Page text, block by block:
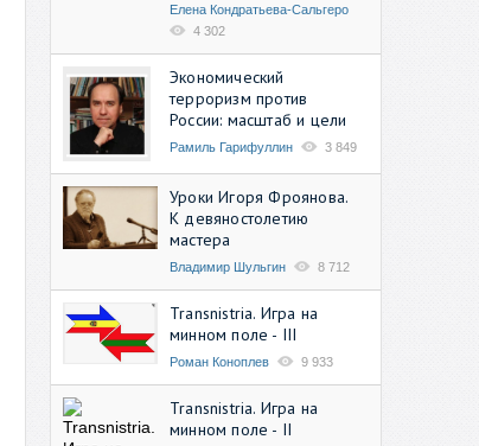
Елена Кондратьева-Сальгеро
4 302
Экономический
терроризм против
России: масштаб и цели
Рамиль Гарифуллин 3 849
Уроки Игоря Фроянова.
К девяностолетию
мастера
Владимир Шульгин 8 712
Transnistria. Игра на
минном поле - III
Роман Коноплев 9 933
Transnistria. Игра на
минном поле - II